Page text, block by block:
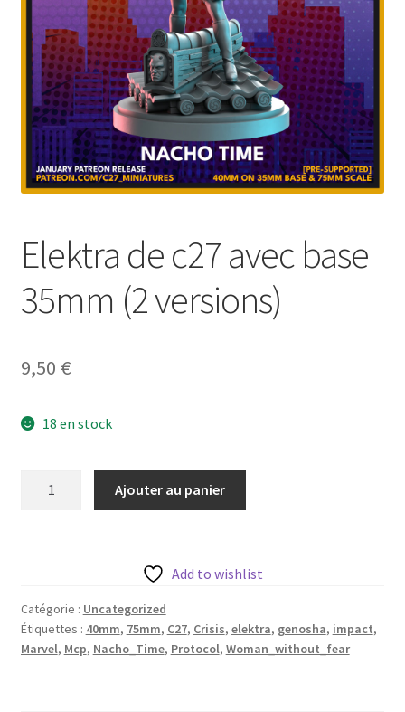
Elektra de c27 avec base
35mm (2 versions)
9,50 €
18 en stock
base
35mm
(2
Ajouter au panier
Add to wishlist
Catégorie : Uncategorized
Étiquettes : 40mm, 75mm, C27, Crisis, elektra, genosha, impact,
Marvel, Mcp, Nacho_Time, Protocol, Woman_without_fear